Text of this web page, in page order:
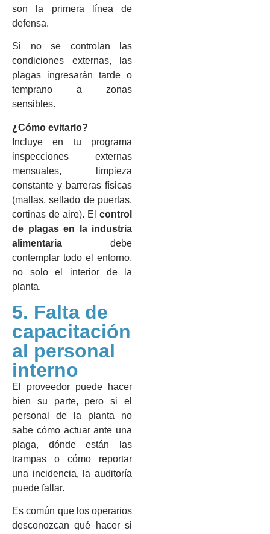
son la primera línea de
defensa.
Si no se controlan las
condiciones externas, las
plagas ingresarán tarde o
temprano a zonas
sensibles.
¿Cómo evitarlo?
Incluye en tu programa
inspecciones externas
mensuales, limpieza
constante y barreras físicas
(mallas, sellado de puertas,
cortinas de aire). Elcontrol
de plagas en la industria
alimentaria debe
contemplar todo el entorno,
no solo el interior de la
planta.
5. Falta de
capacitación
al personal
interno
El proveedor puede hacer
bien su parte, pero si el
personal de la planta no
sabe cómo actuar ante una
plaga, dónde están las
trampas o cómo reportar
una incidencia, la auditoría
puede fallar.
Es común que los operarios
desconozcan qué hacer si